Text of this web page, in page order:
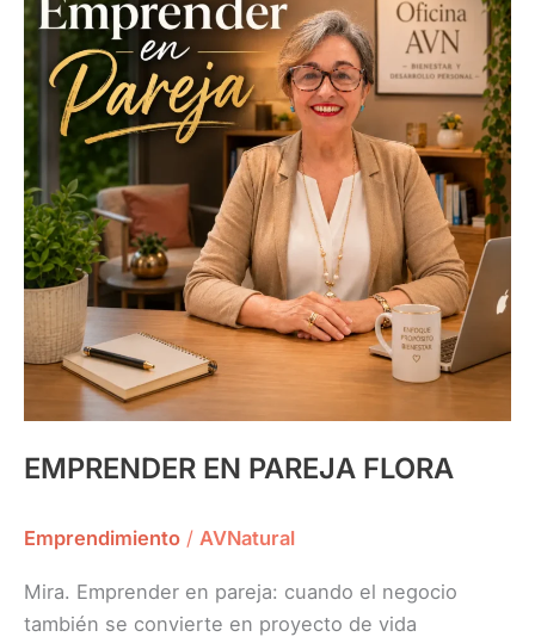
EMPRENDER EN PAREJA FLORA
Emprendimiento / AVNatural
Mira. Emprender en pareja: cuando el negocio
también se convierte en proyecto de vida
PAREJA
FLORA